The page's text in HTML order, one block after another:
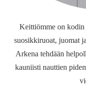
Keittiömme on kodin
suosikkiruoat, juomat
Arkena tehdään
kauniisti nauttien